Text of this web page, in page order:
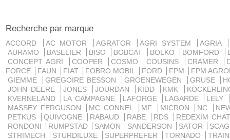
Recherche par marque
ACCORD AC MOTOR AGRATOR AGRI SYSTEM
AGRIA
AURAMO
BASELIER BISO BOBCAT BOLKO BOMFORD
CONCEPT AGRI
COOPER COSMO COUSINS CRAMER
FORCE
FAUN FIAT FOBRO MOBIL FORD FPM
FPM
GIEMME
GREGOIRE BESSON GROENEWEGEN GRUSE
JOHN DEERE
JONES JOURDAN KIDD KMK
KVERNELAND
LA CAMPAGNE LAFORGE LAGARDE
LELY
MASSEY FERGUSON
MC CONNEL MF MICRON NC
PETKUS
QUIVOGNE RABAUD RABE RDS
REDEXIM
RONDONI
RUMPSTAD SAMON SANDERSON SATOR
STRIMECH
STURDILUXE SUPERPREFER TORNADO